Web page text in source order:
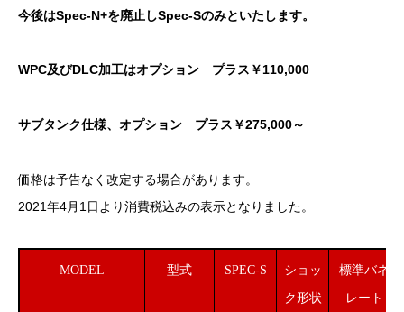
今後はSpec-N+を廃止しSpec-Sのみといたします。
WPC及びDLC加工はオプション プラス￥110,000
サブタンク仕様、オプション プラス￥275,000～
価格は予告なく改定する場合があります。
2021年4月1日より消費税込みの表示となりました。
MODEL 型式 SPEC-S ショッ
ク形状
標準バネ
レート